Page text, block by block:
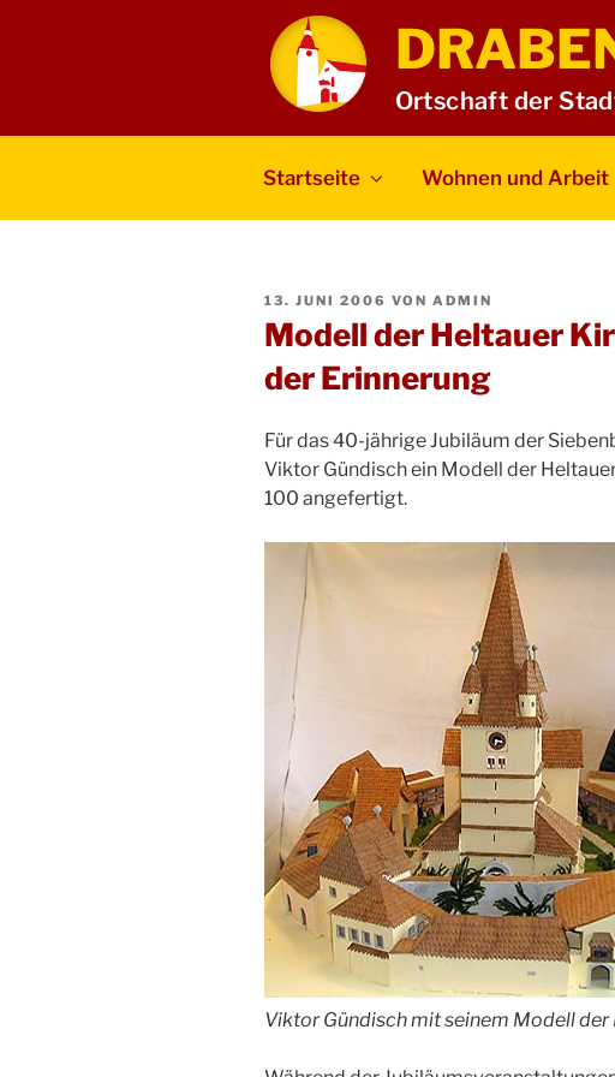
Ortschaft der
Startseite Wohnen und Arbeit
VERÖFFENTLICHT
13. JUNI 2006 VON ADMIN
Modell der Heltauer
der Erinnerung
Für das 40-jährige Jubiläum der
Viktor Gündisch ein Modell der
100 angefertigt.
Viktor Gündisch mit seinem Modell